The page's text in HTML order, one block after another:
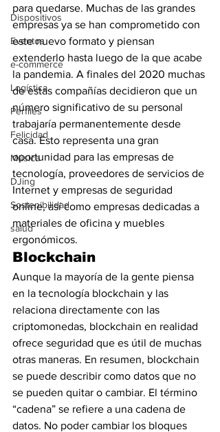
Dispositivos
Eventos
e-commerce
Logística
Perfiles
Felicidad
Música
DJing
Sostenibilidad
salud
para quedarse. Muchas de las grandes
empresas ya se han comprometido con
este nuevo formato y piensan
extenderlo hasta luego de la que acabe
la pandemia. A finales del 2020 muchas
de estas compañías decidieron que un
número significativo de su personal
trabajaría permanentemente desde
casa. Esto representa una gran
oportunidad para las empresas de
tecnología, proveedores de servicios de
Internet y empresas de seguridad
online, así como empresas dedicadas a
materiales de oficina y muebles
ergonómicos.
Blockchain
Aunque la mayoría de la gente piensa
en la tecnología blockchain y las
relaciona directamente con las
criptomonedas, blockchain en realidad
ofrece seguridad que es útil de muchas
otras maneras. En resumen, blockchain
se puede describir como datos que no
se pueden quitar o cambiar. El término
“cadena” se refiere a una cadena de
datos. No poder cambiar los bloques